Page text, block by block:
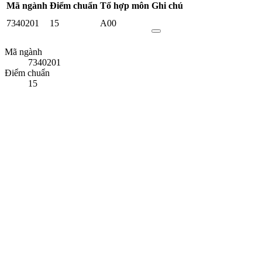
Mã ngành Điểm chuẩn Tổ hợp môn Ghi chú
7340201
15 A00
Mã ngành
7340201
Điểm chuẩn
15